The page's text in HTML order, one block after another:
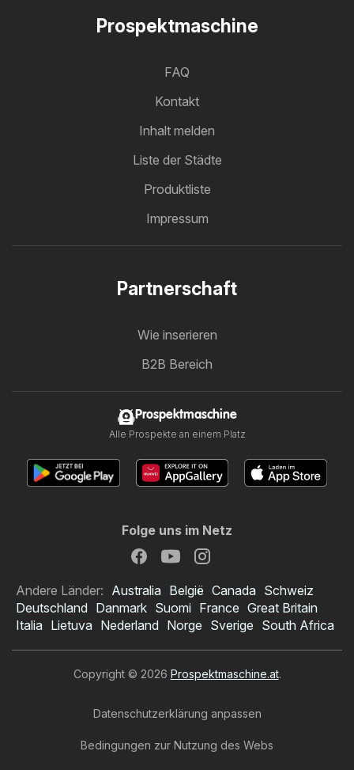
Prospektmaschine
FAQ
Kontakt
Inhalt melden
Liste der Städte
Produktliste
Impressum
Partnerschaft
Wie inserieren
B2B Bereich
Prospektmaschine
Alle Prospekte an einem Platz
Folge uns im Netz
Andere Länder: Australia België Canada Schweiz
Deutschland Danmark Suomi France Great Britain
Italia Lietuva Nederland Norge Sverige South Africa
Copyright © 2026 Prospektmaschine.at.
Datenschutzerklärung anpassen
Bedingungen zur Nutzung des Webs